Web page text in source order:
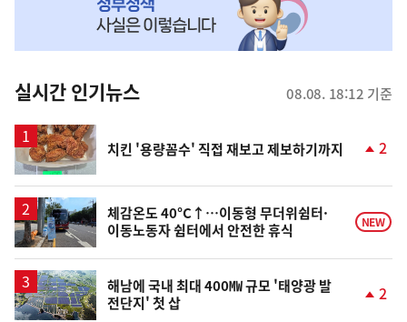
뉴
스
실시간 인기뉴스 08.08. 18:12 기준
치킨 '용량꼼수' 직접 재보고 제보하기까지
상
승
2
체감온도 40°C↑…이동형 무더위쉼터·
이동노동자 쉼터에서 안전한 휴식
NEW
해남에 국내 최대 400㎿ 규모 '태양광 발
전단지' 첫 삽
2